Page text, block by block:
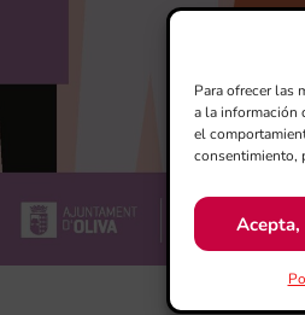
Para ofrecer las
a la información
el
consentimiento,